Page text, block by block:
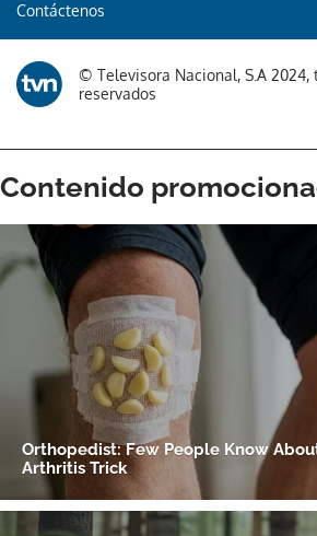
Contáctenos
© Televisora Nacional, S.A 2024,
reservados